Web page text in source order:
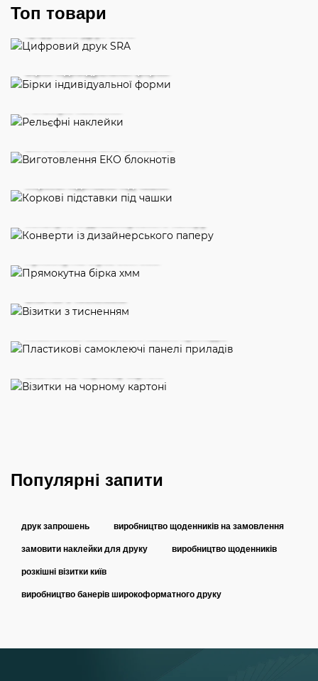
Топ товари
Популярні запити
друк запрошень виробництво щоденників на замовлення
замовити наклейки для друку виробництво щоденників
розкішні візитки київ
виробництво банерів широкоформатного друку